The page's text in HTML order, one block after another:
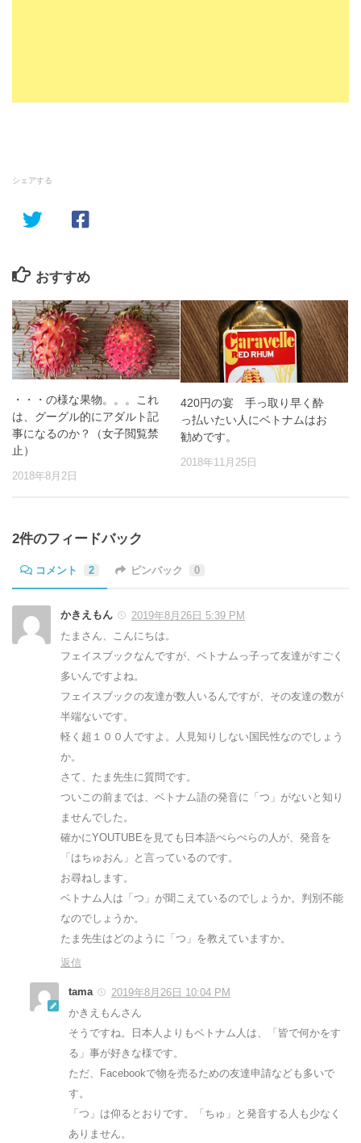
シェアする
おすすめ
・・・の様な果物。。。これ
は、グーグル的にアダルト記
事になるのか？（女子閲覧禁
止）
2018年8月2日
420円の宴 手っ取り早く酔
っ払いたい人にベトナムはお
勧めです。
2018年11月25日
2件のフィードバック
コメント 2 ピンバック 0
かきえもん
2019年8月26日 5:39 PM
たまさん、こんにちは。
フェイスブックなんですが、ベトナムっ子って友達がすごく
多いんですよね。
フェイスブックの友達が数人いるんですが、その友達の数が
半端ないです。
軽く超１００人ですよ。人見知りしない国民性なのでしょう
か。
さて、たま先生に質問です。
ついこの前までは、ベトナム語の発音に「つ」がないと知り
ませんでした。
確かにYOUTUBEを見ても日本語ぺらぺらの人が、発音を
「はちゅおん」と言っているのです。
お尋ねします。
ベトナム人は「つ」が聞こえているのでしょうか。判別不能
なのでしょうか。
たま先生はどのように「つ」を教えていますか。
返信
tama
2019年8月26日 10:04 PM
かきえもんさん
そうですね。日本人よりもベトナム人は、「皆で何かをす
る」事が好きな様です。
ただ、Facebookで物を売るための友達申請なども多いで
す。
「つ」は仰るとおりです。「ちゅ」と発音する人も少なく
ありません。